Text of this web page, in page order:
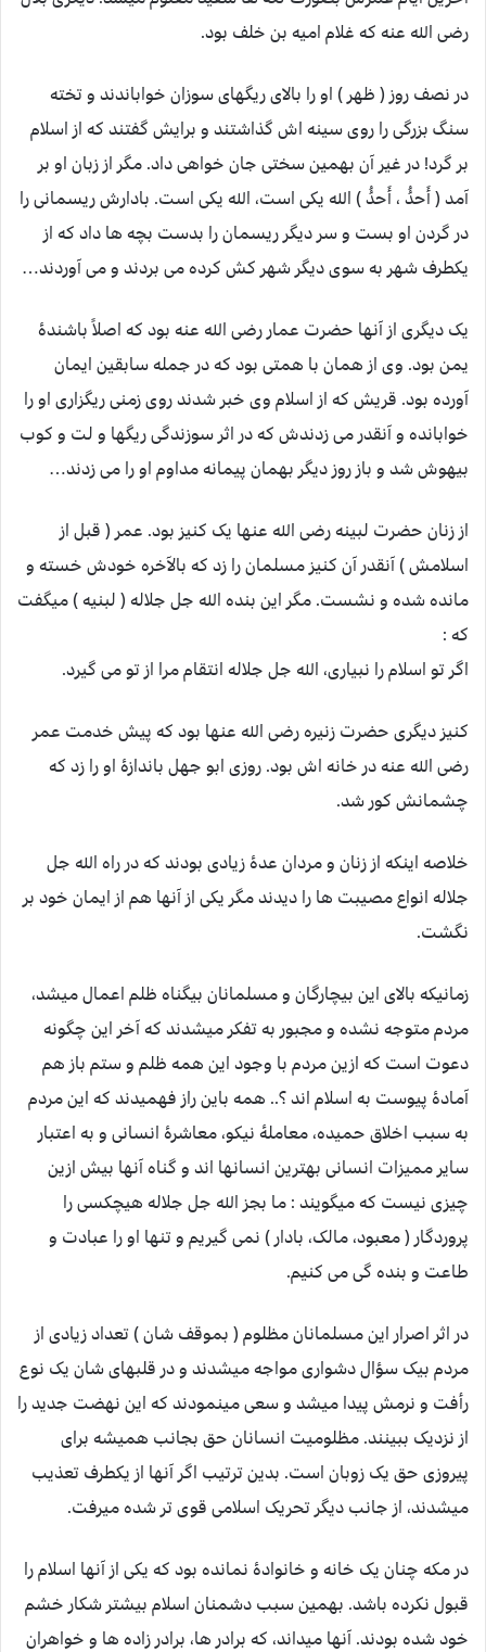
رضی الله عنه که غلام امیه بن خلف بود.
در نصف روز ( ظهر ) او را بالای ریگهای سوزان خواباندند و تخته
سنگ بزرگی را روی سینه اش گذاشتند و برایش گفتند که از اسلام
بر گرد! در غیر آن بهمین سختی جان خواهی داد. مگر از زبان او بر
آمد ( أَحدُُ ، أَحدُُ ) الله یکی است، الله یکی است. بادارش ریسمانی را
در گردن او بست و سر دیگر ریسمان را بدست بچه ها داد که از
یکطرف شهر به سوی دیگر شهر کش کرده می بردند و می آوردند…
یک دیگری از آنها حضرت عمار رضی الله عنه بود که اصلاً باشندۀ
یمن بود. وی از همان با همتی بود که در جمله سابقین ایمان
آورده بود. قریش که از اسلام وی خبر شدند روی زمنی ریگزاری او را
خوابانده و آنقدر می زدندش که در اثر سوزندگی ریگها و لت و کوب
بیهوش شد و باز روز دیگر بهمان پیمانه مداوم او را می زدند…
از زنان حضرت لبینه رضی الله عنها یک کنیز بود. عمر ( قبل از
اسلامش ) آنقدر آن کنیز مسلمان را زد که بالآخره خودش خسته و
مانده شده و نشست. مگر این بنده الله جل جلاله ( لبنیه ) میگفت
که :
اگر تو اسلام را نبیاری، الله جل جلاله انتقام مرا از تو می گیرد.
کنیز دیگری حضرت زنیره رضی الله عنها بود که پیش خدمت عمر
رضی الله عنه در خانه اش بود. روزی ابو جهل باندازۀ او را زد که
چشمانش کور شد.
خلاصه اینکه از زنان و مردان عدۀ زیادی بودند که در راه الله جل
جلاله انواع مصیبت ها را دیدند مگر یکی از آنها هم از ایمان خود بر
نگشت.
زمانیکه بالای این بیچارگان و مسلمانان بیگناه ظلم اعمال میشد،
مردم متوجه نشده و مجبور به تفکر میشدند که آخر این چگونه
دعوت است که ازین مردم با وجود این همه ظلم و ستم باز هم
آمادۀ پیوست به اسلام اند ؟.. همه باین راز فهمیدند که این مردم
به سبب اخلاق حمیده، معاملۀ نیکو، معاشرۀ انسانی و به اعتبار
سایر ممیزات انسانی بهترین انسانها اند و گناه آنها بیش ازین
چیزی نیست که میگویند : ما بجز الله جل جلاله هیچکسی را
پروردگار ( معبود، مالک، بادار ) نمی گیریم و تنها او را عبادت و
طاعت و بنده گی می کنیم.
در اثر اصرار این مسلمانان مظلوم ( بموقف شان ) تعداد زیادی از
مردم بیک سؤال دشواری مواجه میشدند و در قلبهای شان یک نوع
رأفت و نرمش پیدا میشد و سعی مینمودند که این نهضت جدید را
از نزدیک ببینند. مظلومیت انسانان حق بجانب همیشه برای
پیروزی حق یک زوبان است. بدین ترتیب اگر آنها از یکطرف تعذیب
میشدند، از جانب دیگر تحریک اسلامی قوی تر شده میرفت.
در مکه چنان یک خانه و خانوادۀ نمانده بود که یکی از آنها اسلام را
قبول نکرده باشد. بهمین سبب دشمنان اسلام بیشتر شکار خشم
خود شده بودند. آنها میداند، که برادر ها، برادر زاده ها و خواهران